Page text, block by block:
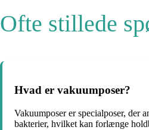
Ofte stillede
Hvad er vakuumposer?
Vakuumposer er specialposer, der
bakterier, hvilket kan forlænge